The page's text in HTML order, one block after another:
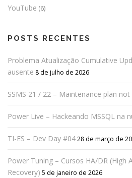
YouTube (6)
POSTS RECENTES
Problema Atualização Cumulative
ausente 8 de julho de 2026
SSMS 21 / 22 – Maintenance plan not
Power Live – Hackeando MSSQL na
TI-ES – Dev Day #0428 de março de
Power Tuning – Cursos HA/DR (High
Recovery) 5 de janeiro de 2026